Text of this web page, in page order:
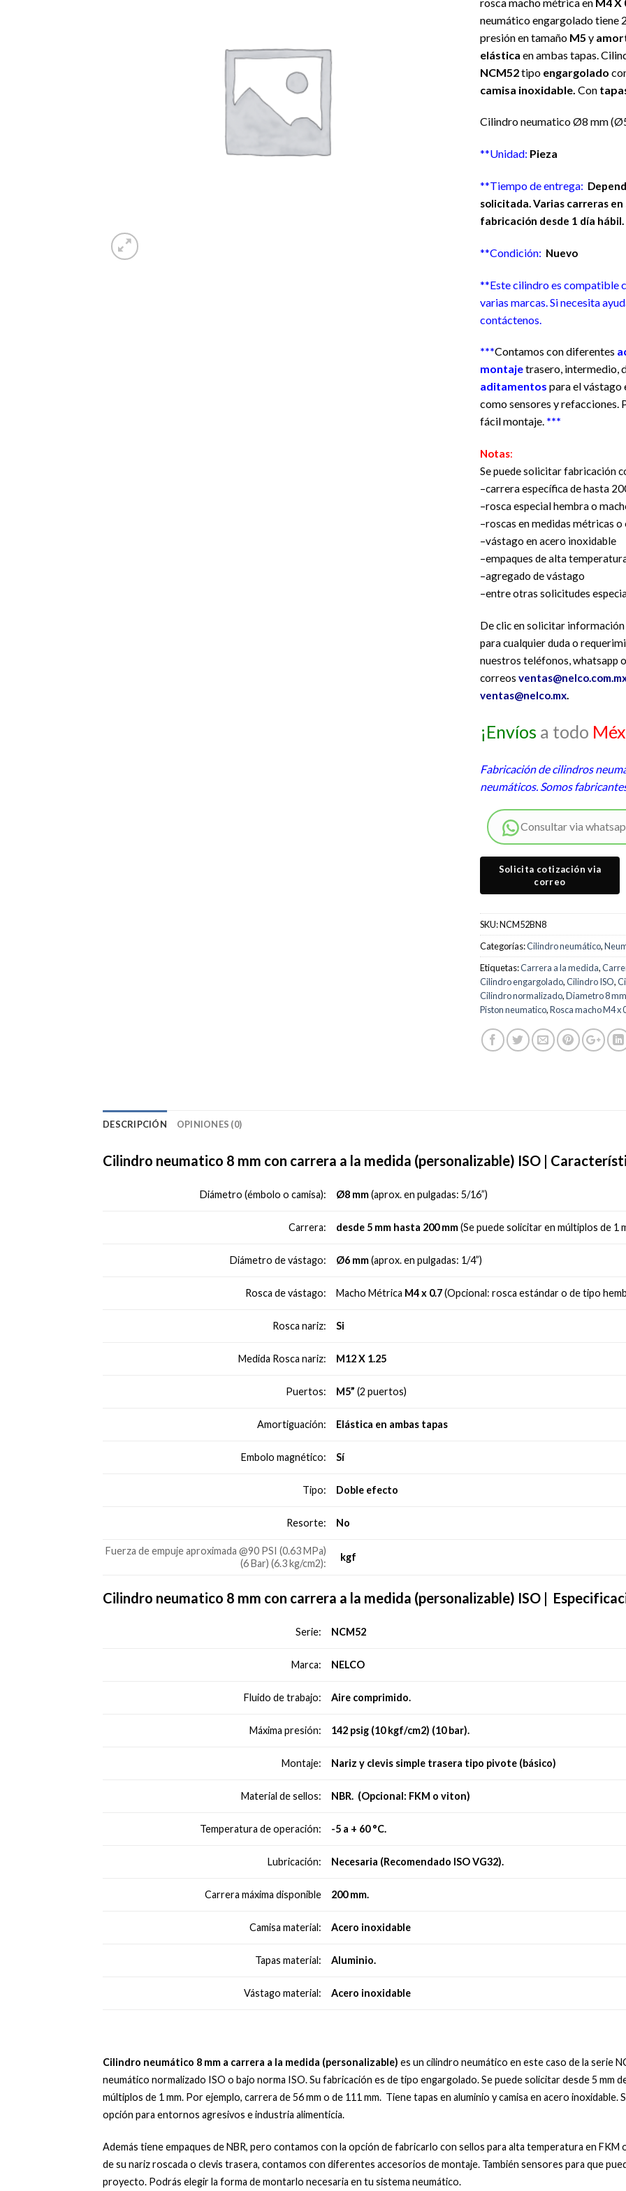
neumático engargolado tiene
presión en tamaño M5 y
elástica en ambas tapas.
NCM52tipo engargolado
camisa inoxidable. Con
Cilindro neumatico Ø8 mm
**Unidad: Pieza
**Tiempo de entrega:
solicitada. Varias carreras en
fabricación desde 1 día
**Condición: Nuevo
**Este cilindro es compatible
varias marcas. Si necesita
contáctenos.
***Contamos con diferentes
montajetrasero, intermedio,
aditamentos para el vástago
como sensores y refacciones.
fácil montaje. ***
Notas:
Se puede solicitar fabricación
–carrera específica de hasta
–rosca especial hembra o
–roscas en medidas métricas o
–vástago en acero inoxidable
–empaques de alta
–agregado de vástago
–entre otras solicitudes
De clic en solicitar
para cualquier duda o
nuestros teléfonos, whatsapp
correos
ventas@nelco.mx.
¡Envíos a todo
Fabricación de cilindros
neumáticos. Somos
Consultar via
SKU:NCM52BN8
Categorías:Cilindro neumático,
Etiquetas:Carrera a la medida,
Cilindro engargolado,Cilindro ISO,
Cilindro normalizado,Diametro 8 mm
Piston neumatico,Rosca macho M4 x
DESCRIPCIÓN OPINIONES (0)
Cilindro neumatico 8 mm con carrera a la medida (personalizable) ISO |
Diámetro (émbolo o camisa): Ø8 mm(aprox. en pulgadas: 5/16”)
Carrera: desde 5 mm hasta 200 mm(Se puede solicitar en múltiplos de 1
Diámetro de vástago: Ø6 mm(aprox. en pulgadas: 1/4”)
Rosca de vástago: Macho Métrica M4 x 0.7(Opcional: rosca estándar o de tipo
Rosca nariz: Si
Medida Rosca nariz: M12 X 1.25
Puertos: M5”(2 puertos)
Amortiguación: Elástica en ambas tapas
Embolo magnético: Sí
Tipo: Doble efecto
Resorte: No
Fuerza de empuje aproximada @90 PSI (0.63 MPa)
(6 Bar) (6.3 kg/cm2):
kgf
Cilindro neumatico 8 mm con carrera a la medida (personalizable) ISO |
Serie: NCM52
Marca: NELCO
Fluido de trabajo: Aire comprimido.
Máxima presión: 142 psig (10 kgf/cm2) (10 bar).
Montaje: Nariz y clevis simple trasera tipo pivote (básico)
Material de sellos: NBR. (Opcional: FKM o viton)
Temperatura de operación: -5 a + 60 °C.
Lubricación: Necesaria (Recomendado ISO VG32).
Carrera máxima disponible 200 mm.
Camisa material: Acero inoxidable
Tapas material: Aluminio.
Vástago material: Acero inoxidable
Cilindro neumático 8 mm a carrera a la medida (personalizable) es un cilindro neumático en este caso de la serie
neumático normalizado ISO o bajo norma ISO. Su fabricación es de tipo engargolado. Se puede solicitar desde 5 mm
múltiplos de 1 mm. Por ejemplo, carrera de 56 mm o de 111 mm. Tiene tapas en aluminio y camisa en acero inoxidable.
opción para entornos agresivos e industria alimenticia.
Además tiene empaques de NBR, pero contamos con la opción de fabricarlo con sellos para alta temperatura en
de su nariz roscada o clevis trasera, contamos con diferentes accesorios de montaje. También sensores para que
proyecto. Podrás elegir la forma de montarlo necesaria en tu sistema neumático.